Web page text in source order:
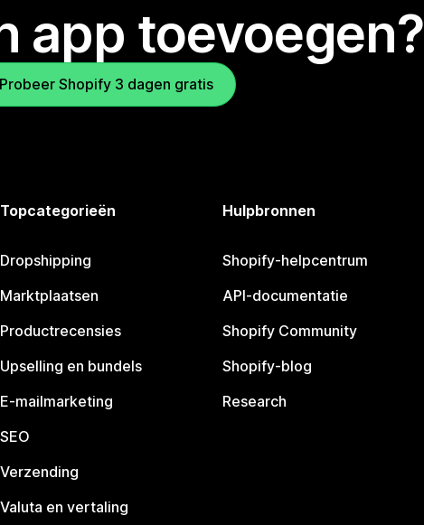
app toevoegen?
Probeer Shopify 3 dagen gratis
Topcategorieën
Dropshipping
Marktplaatsen
Productrecensies
Upselling en bundels
E-mailmarketing
SEO
Verzending
Valuta en vertaling
Hulpbronnen
Shopify-helpcentrum
API-documentatie
Shopify Community
Shopify-blog
Research